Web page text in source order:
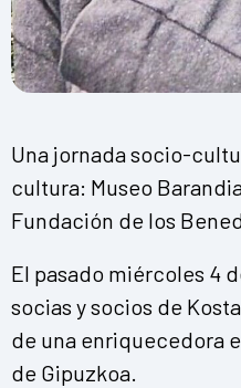
Una jornada socio-
cultura: Museo
Fundación de los
El pasado miércoles 4
socias y socios de
de una enriquecedora
de Gipuzkoa.